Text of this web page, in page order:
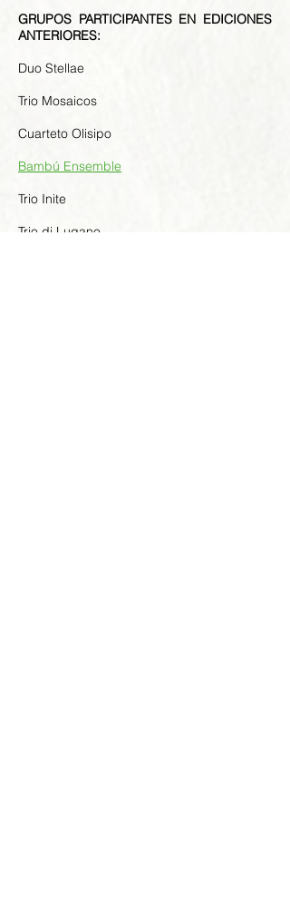
GRUPOS PARTICIPANTES EN EDICIONES
ANTERIORES:
Duo Stellae
Trio Mosaicos
Cuarteto Olisipo
Bambú Ensemble
Trio Inite
Trio di Lugano